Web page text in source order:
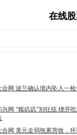
在线
合网 波兰确认境内坠入一
兴网 “糯叽叽”别狂炫 绕开
合网 美元走弱拖累营收，